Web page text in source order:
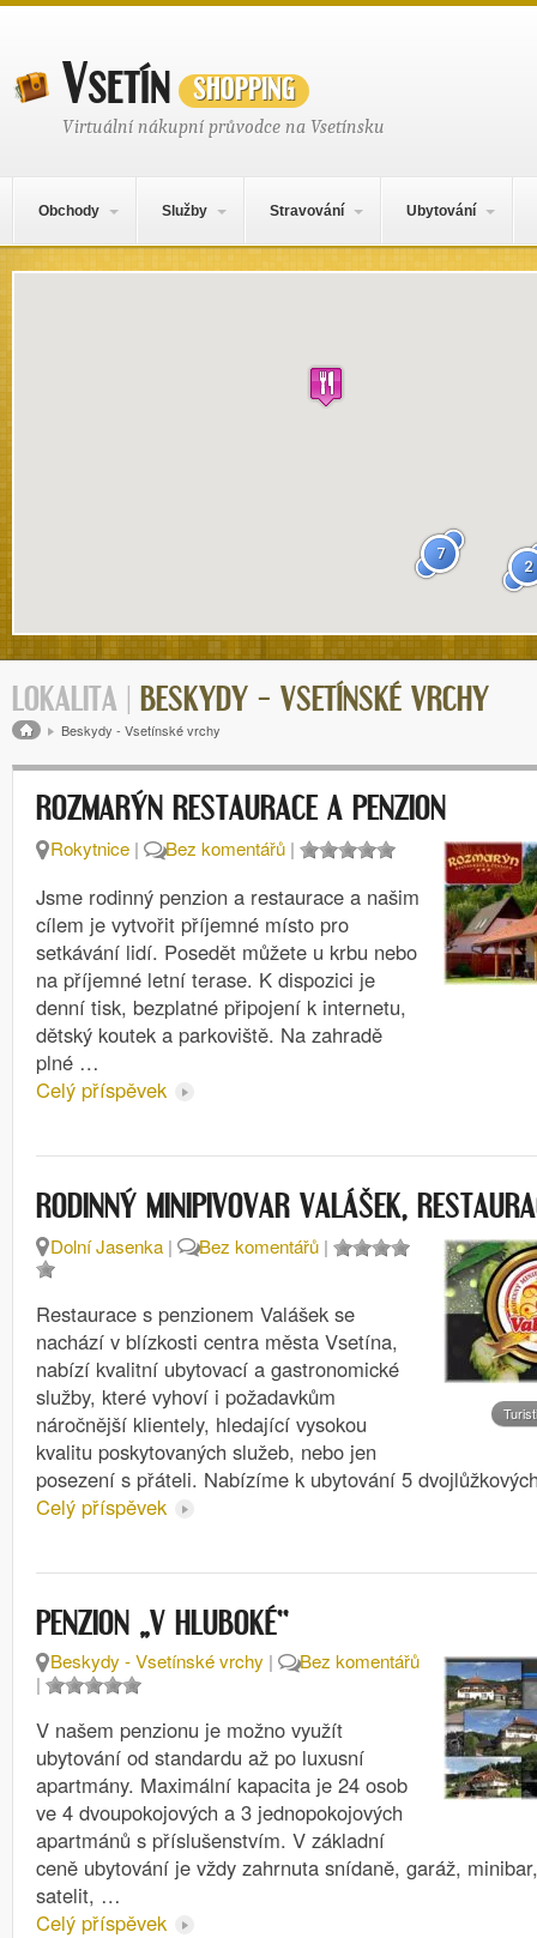
Vsetínshopping
Virtuální nákupní průvodce na Vsetínsku
Obchody Služby Stravování Ubytování
Mapa obsahu
7
2
LOKALITA | BESKYDY – VSETÍNSKÉ VRCHY
Drobečková navigace
Beskydy - Vsetínské vrchy
ROZMARÝN RESTAURACE A PENZION
Rokytnice | Bez komentářů |
Jsme rodinný penzion a restaurace a našim
cílem je vytvořit příjemné místo pro
setkávání lidí. Posedět můžete u krbu nebo
na příjemné letní terase. K dispozici je
denní tisk, bezplatné připojení k internetu,
dětský koutek a parkoviště. Na zahradě
plné …
Celý příspěvek
RODINNÝ MINIPIVOVAR VALÁŠEK,
Dolní Jasenka | Bez komentářů |
Restaurace s penzionem Valášek se
nachází v blízkosti centra města Vsetína,
nabízí kvalitní ubytovací a gastronomické
služby, které vyhoví i požadavkům
náročnější klientely, hledající vysokou
kvalitu poskytovaných služeb, nebo jen
posezení s přáteli. Nabízíme k ubytování 5
Celý příspěvek
PENZION „V HLUBOKÉ“
Beskydy - Vsetínské vrchy |
Bez komentářů
|
V našem penzionu je možno využít
ubytování od standardu až po luxusní
apartmány. Maximální kapacita je 24 osob
ve 4 dvoupokojových a 3 jednopokojových
apartmánů s příslušenstvím. V základní
ceně ubytování je vždy zahrnuta snídaně, garáž,
satelit, …
Celý příspěvek